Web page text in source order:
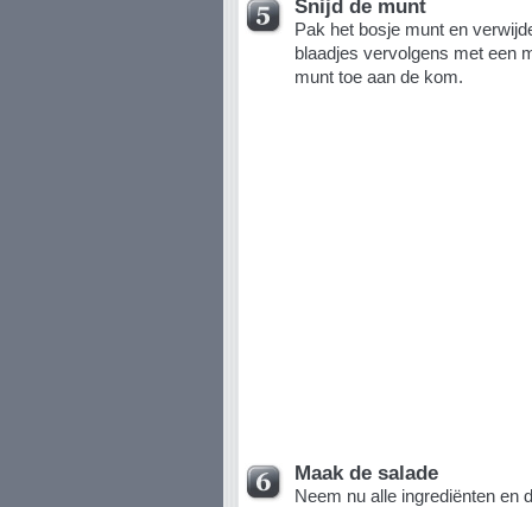
Snijd de munt
Pak het bosje munt en
blaadjes vervolgens met een
munt toe aan de kom.
Maak de salade
Neem nu alle ingrediënten en